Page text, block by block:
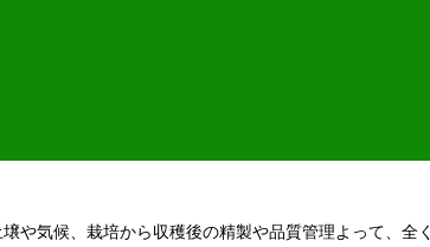
や気候、栽培から収穫後の精製や品質管理よって、全く